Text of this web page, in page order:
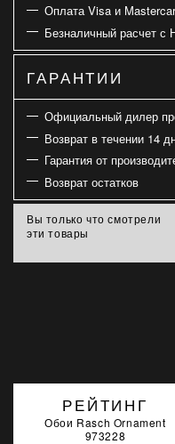
Оплата Visa и
Безналичный расчет с
ГАРАНТИИ
Официальный дилер
Возврат в течении 14
Гарантия от
Возврат остатков
Вы только что смотрели
эти товары
РЕЙТИНГ
Обои Rasch Ornament
973228